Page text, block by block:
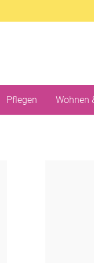
Pflegen Wohnen